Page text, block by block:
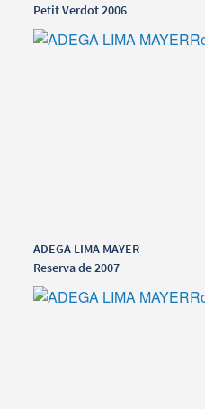
Petit Verdot 2006
ADEGA LIMA MAYER
Reserva de 2007